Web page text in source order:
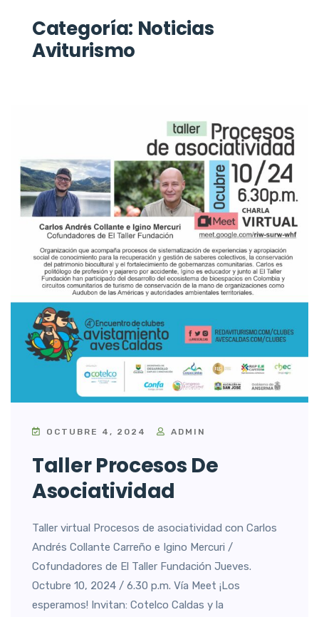
Categoría: Noticias
Aviturismo
OCTUBRE 4, 2024 ADMIN
Taller Procesos De
Asociatividad
Taller virtual Procesos de asociatividad con Carlos
Andrés Collante Carreño e Igino Mercuri /
Cofundadores de El Taller Fundación Jueves.
Octubre 10, 2024 / 6.30 p.m. Vía Meet ¡Los
esperamos! Invitan: Cotelco Caldas y la